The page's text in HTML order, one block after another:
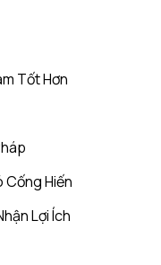
Tốt Hơn
Cống Hiến
Lợi Ích